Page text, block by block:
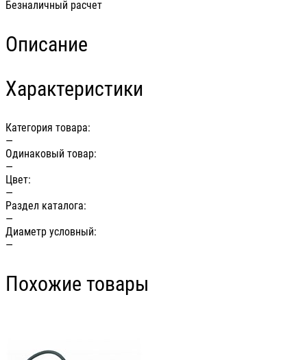
Безналичный расчет
Описание
Характеристики
Категория товара:
—
Одинаковый товар:
—
Цвет:
—
Раздел каталога:
—
Диаметр условный:
—
Похожие товары